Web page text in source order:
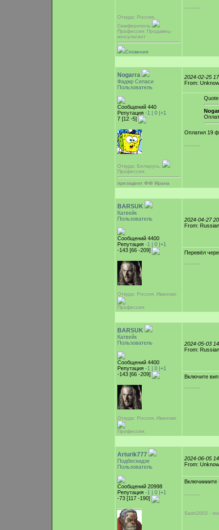
Откуда: Россия,
Симферополь
Профессия: Продавец-
консультант
Словения
-----------
Nogarra
Фаджр Сепаси
Пользователь
Сообщений 440
Репутация -1 | 0 |+1
7 [12 -5]
Откуда: Беларусь,
Профессия:
президент ФФ Ирана
2024-02-25
From:
Quote
Оплатил 19
-----------
BARSUK
Катвейк
Пользователь
Сообщений 4400
Репутация -1 | 0 |+1
-143 [66 -209]
Откуда: Россия, Иваново
Профессия:
2024-04-27
From:
Перевёл
-----------
BARSUK
Катвейк
Пользователь
Сообщений 4400
Репутация -1 | 0 |+1
-143 [66 -209]
Откуда: Россия, Иваново
Профессия:
2024-05-03
From:
Включите
-----------
Arturik777
Подбескидзе
Пользователь
Сообщений 20998
Репутация -1 | 0 |+1
-73 [117 -190]
2024-06-05
From:
-----------
Sash2003 -